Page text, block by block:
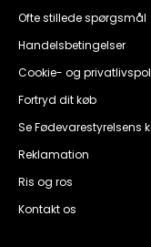
Ofte stillede spørgsmål
Handelsbetingelser
Cookie- og
Fortryd dit køb
Se
Reklamation
Ris og ros
Kontakt os